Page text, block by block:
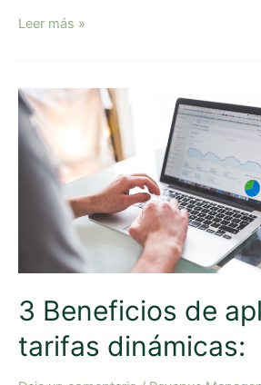
Leer más »
3 Beneficios de
tarifas dinámicas: